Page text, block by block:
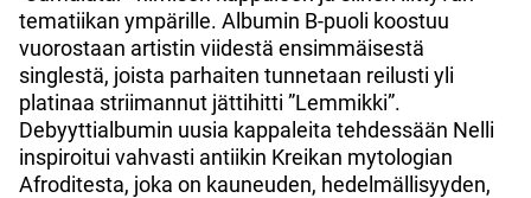
tematiikan ympärille. Albumin B-puoli koostuu
vuorostaan artistin viidestä ensimmäisestä
singlestä, joista parhaiten tunnetaan reilusti yli
platinaa striimannut jättihitti ”Lemmikki”.
Debyyttialbumin uusia kappaleita tehdessään Nelli
inspiroitui vahvasti antiikin Kreikan mytologian
Afroditesta, joka on kauneuden, hedelmällisyyden,